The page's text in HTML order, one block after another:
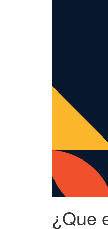
¿Que